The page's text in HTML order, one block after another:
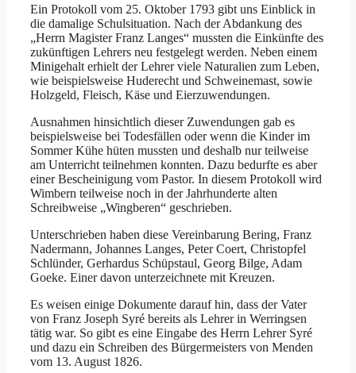
Ein Protokoll vom 25. Oktober 1793 gibt uns Einblick in
die damalige Schulsituation. Nach der Abdankung des
„Herrn Magister Franz Langes“ mussten die Einkünfte des
zukünftigen Lehrers neu festgelegt werden. Neben einem
Minigehalt erhielt der Lehrer viele Naturalien zum Leben,
wie beispielsweise Huderecht und Schweinemast, sowie
Holzgeld, Fleisch, Käse und Eierzuwendungen.
Ausnahmen hinsichtlich dieser Zuwendungen gab es
beispielsweise bei Todesfällen oder wenn die Kinder im
Sommer Kühe hüten mussten und deshalb nur teilweise
am Unterricht teilnehmen konnten. Dazu bedurfte es aber
einer Bescheinigung vom Pastor. In diesem Protokoll wird
Wimbern teilweise noch in der Jahrhunderte alten
Schreibweise „Wingberen“ geschrieben.
Unterschrieben haben diese Vereinbarung Bering, Franz
Nadermann, Johannes Langes, Peter Coert, Christopfel
Schlünder, Gerhardus Schüpstaul, Georg Bilge, Adam
Goeke. Einer davon unterzeichnete mit Kreuzen.
Es weisen einige Dokumente darauf hin, dass der Vater
von Franz Joseph Syré bereits als Lehrer in Werringsen
tätig war. So gibt es eine Eingabe des Herrn Lehrer Syré
und dazu ein Schreiben des Bürgermeisters von Menden
vom 13. August 1826.